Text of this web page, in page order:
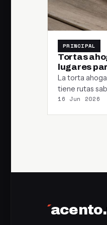
PRINCIPAL
Tortas
lugares
La torta
tiene rutas
16 Jun 2026
´